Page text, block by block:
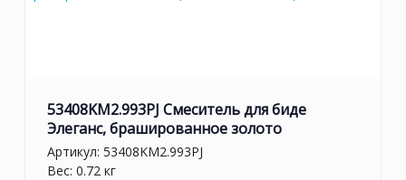
53408KM2.993PJ Смеситель для биде
Элеганс, брашированное золото
Артикул: 53408KM2.993PJ
Вес: 0.72 кг